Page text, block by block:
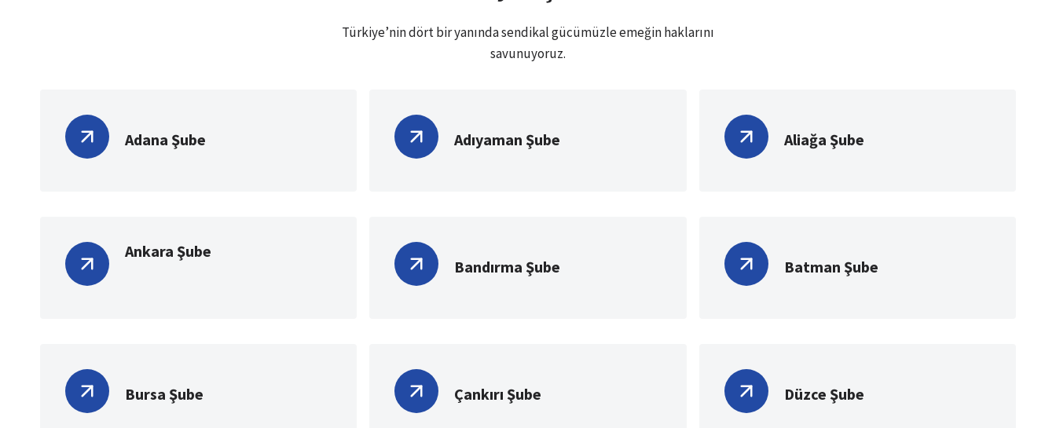
Türkiye’nin dört bir yanında sendikal gücümüzle emeğin haklarını
savunuyoruz.
Adana Şube Adıyaman Şube Aliağa Şube
Ankara Şube
Bandırma Şube Batman Şube
Bursa Şube Çankırı Şube Düzce Şube